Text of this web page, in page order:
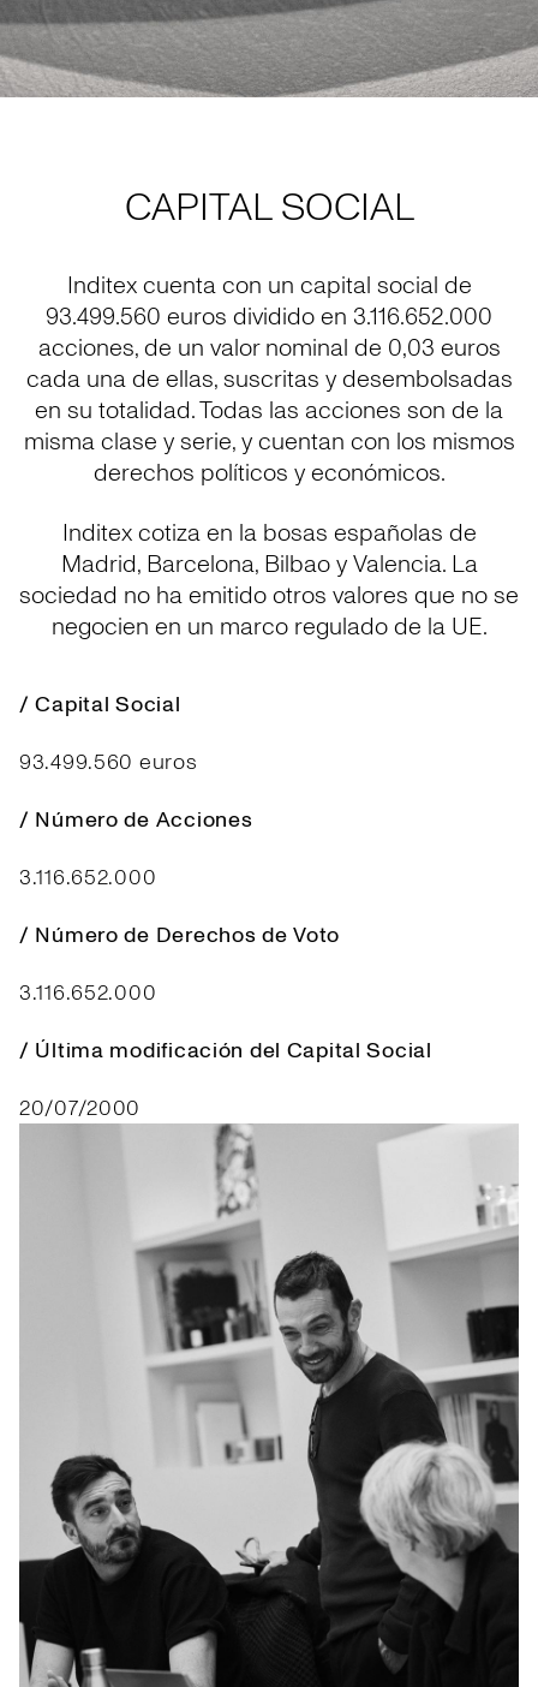
CAPITAL SOCIAL
Inditex cuenta con un capital social de
93.499.560 euros dividido en 3.116.652.000
acciones, de un valor nominal de 0,03 euros
cada una de ellas, suscritas y desembolsadas
en su totalidad. Todas las acciones son de la
misma clase y serie, y cuentan con los mismos
derechos políticos y económicos.
Inditex cotiza en la bosas españolas de
Madrid, Barcelona, Bilbao y Valencia. La
sociedad no ha emitido otros valores que no se
negocien en un marco regulado de la UE.
/ Capital Social
93.499.560 euros
/ Número de Acciones
3.116.652.000
/ Número de Derechos de Voto
3.116.652.000
/ Última modificación del Capital Social
20/07/2000